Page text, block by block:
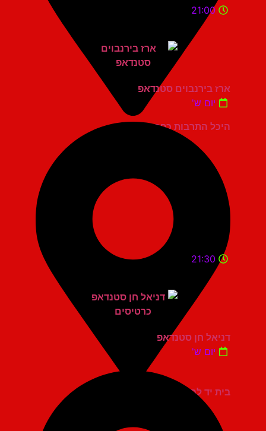
היכל התרבות כפר סבא
21:00
ארז בירנבוים סטנדאפ
יום ש'
בית יד לבנים אשדוד
21:30
דניאל חן סטנדאפ
יום ש'